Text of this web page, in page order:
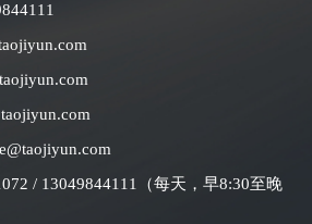
/ 13049844111（每天，早8:30至晚